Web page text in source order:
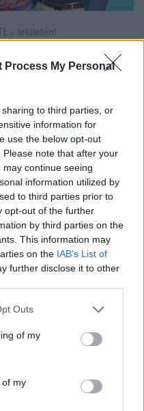
Process My Personal
to third parties, or
information for
use the below opt-out
note that after your
continue seeing
information utilized by
to third parties prior to
opt-out of the further
by third parties on the
This information may
on the IAB’s List of
further disclose it to other
one or more Google
You may click to
its third-party tags to
in below Google
Outs
of my
of my
felületén!